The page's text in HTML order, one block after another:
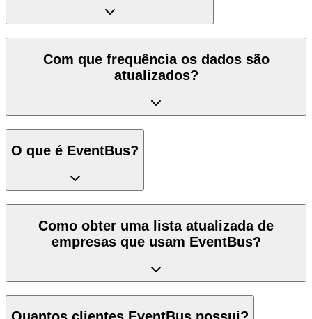
Com que frequência os dados são
atualizados?
O que é EventBus?
Como obter uma lista atualizada de
empresas que usam EventBus?